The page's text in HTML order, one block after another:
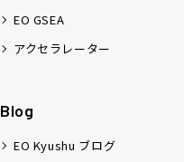
EO GSEA
アクセラレーター
Blog
EO Kyushu ブログ